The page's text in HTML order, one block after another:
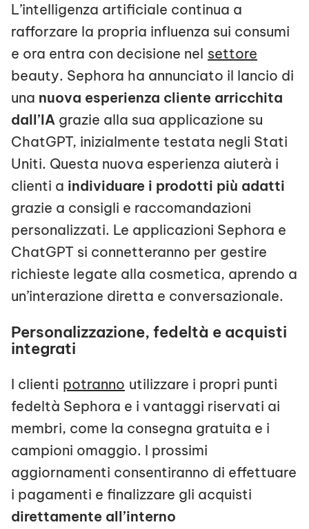
L’intelligenza artificiale continua a
rafforzare la propria influenza sui consumi
e ora entra con decisione nel settore
beauty. Sephora ha annunciato il lancio di
una nuova esperienza cliente arricchita
dall’IA grazie alla sua applicazione su
ChatGPT, inizialmente testata negli Stati
Uniti. Questa nuova esperienza aiuterà i
clienti a individuare i prodotti più adatti
grazie a consigli e raccomandazioni
personalizzati. Le applicazioni Sephora e
ChatGPT si connetteranno per gestire
richieste legate alla cosmetica, aprendo a
un’interazione diretta e conversazionale.
Personalizzazione, fedeltà e acquisti
integrati
I clienti potranno utilizzare i propri punti
fedeltà Sephora e i vantaggi riservati ai
membri, come la consegna gratuita e i
campioni omaggio. I prossimi
aggiornamenti consentiranno di effettuare
i pagamenti e finalizzare gli acquisti
direttamente all’interno